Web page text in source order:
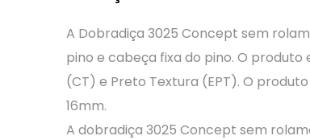
A Dobradiça 3025 Concept sem
pino e cabeça fixa do pino. O
(CT) e Preto Textura (EPT). O
16mm.
A dobradiça 3025 Concept sem